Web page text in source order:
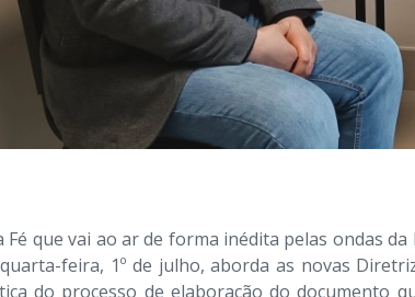
que vai ao ar de forma inédita pelas ondas
feira, 1º de julho, aborda as novas
do processo de elaboração do documento